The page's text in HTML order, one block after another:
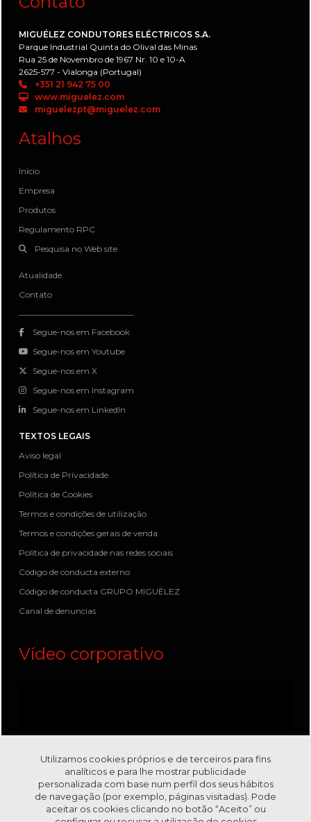
MIGUÉLEZ CONDUTORES ELÉCTRICOS S.A.
Parque Industrial Quinta do Olival das Minas
Rua 25 de Novembro de 1967 Nr. 10 e 10-A
2625-577 - Vialonga (Portugal)
+351 21 942 75 00
www.miguelez.com
miguelezpt@miguelez.com
Atalhos
Início
Empresa
Produtos
Regulamento RPC
Pesquisa no Web site
Atualidade
Contato
Segue-nos em Facebook
Segue-nos em Youtube
Segue-nos em X
Segue-nos em Instagram
Segue-nos em LinkedIn
TEXTOS LEGAIS
Aviso legal
Política de Privacidade
Política de Cookies
Termos e condições de utilização
Termos e condições gerais de venda
Política de privacidade nas redes sociais
Código de conducta externo
Código de conducta GRUPO MIGUÉLEZ
Canal de denuncias
Vídeo corporativo
Utilizamos cookies próprios e de terceiros para fins
analíticos e para lhe mostrar publicidade
personalizada com base num perfil dos seus hábitos
de navegação (por exemplo, páginas visitadas). Pode
aceitar os cookies clicando no botão “Aceito” ou